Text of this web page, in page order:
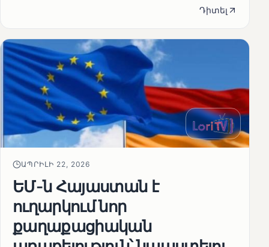
Դիտել
ԱՊՐԻԼԻ 22, 2026
ԵՄ-ն Հայաստան է
ուղարկում նոր
քաղաքացիական